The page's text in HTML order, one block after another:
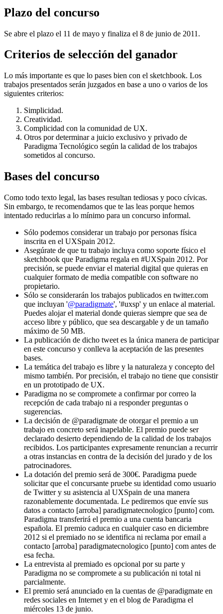
Plazo del concurso
Se abre el plazo el 11 de mayo y finaliza el 8 de junio de 2011.
Criterios de selección del ganador
Lo más importante es que lo pases bien con el sketchbook. Los
trabajos presentados serán juzgados en base a uno o varios de los
siguientes criterios:
Simplicidad.
Creatividad.
Complicidad con la comunidad de UX.
Otros por determinar a juicio exclusivo y privado de
Paradigma Tecnológico según la calidad de los trabajos
sometidos al concurso.
Bases del concurso
Como todo texto legal, las bases resultan tediosas y poco cívicas.
Sin embargo, te recomendamos que te las leas porque hemos
intentado reducirlas a lo mínimo para un concurso informal.
Sólo podemos considerar un trabajo por personas física
inscrita en el UXSpain 2012.
Asegúrate de que tu trabajo incluya como soporte físico el
sketchbook que Paradigma regala en #UXSpain 2012. Por
precisión, se puede enviar el material digital que quieras en
cualquier formato de media compatible con software no
propietario.
Sólo se considerarán los trabajos publicados en twitter.com
que incluyan '@paradigmate', '#uxsp' y un enlace al material.
Puedes alojar el material donde quieras siempre que sea de
acceso libre y público, que sea descargable y de un tamaño
máximo de 50 MB.
La publicación de dicho tweet es la única manera de participar
en este concurso y conlleva la aceptación de las presentes
bases.
La temática del trabajo es libre y la naturaleza y concepto del
mismo también. Por precisión, el trabajo no tiene que consistir
en un prototipado de UX.
Paradigma no se compromete a confirmar por correo la
recepción de cada trabajo ni a responder preguntas o
sugerencias.
La decisión de @paradigmate de otorgar el premio a un
trabajo en concreto será inapelable. El premio puede ser
declarado desierto dependiendo de la calidad de los trabajos
recibidos. Los participantes expresamente renuncian a recurrir
a otras instancias en contra de la decisión del jurado y de los
patrocinadores.
La dotación del premio será de 300€. Paradigma puede
solicitar que el concursante pruebe su identidad como usuario
de Twitter y su asistencia al UXSpain de una manera
razonablemente documentada. Le pediremos que envíe sus
datos a contacto [arroba] paradigmatecnologico [punto] com.
Paradigma transferirá el premio a una cuenta bancaria
española. El premio caduca en cualquier caso en diciembre
2012 si el premiado no se identifica ni reclama por email a
contacto [arroba] paradigmatecnologico [punto] com antes de
esa fecha.
La entrevista al premiado es opcional por su parte y
Paradigma no se compromete a su publicación ni total ni
parcialmente.
El premio será anunciado en la cuentas de @paradigmate en
redes sociales en Internet y en el blog de Paradigma el
miércoles 13 de junio.